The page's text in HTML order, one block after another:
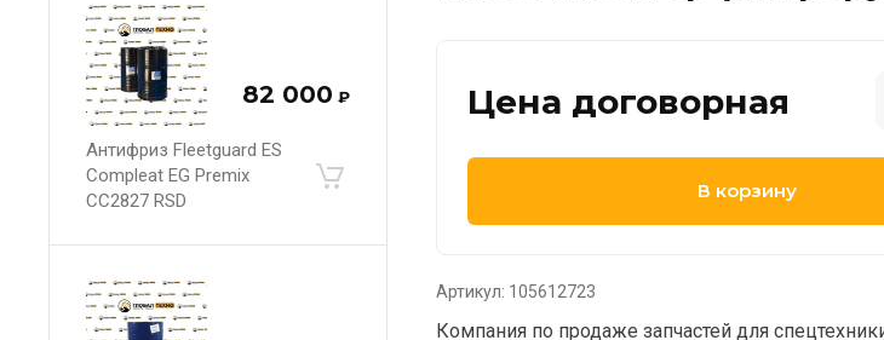
82 000 ₽
Антифриз Fleetguard ES
Compleat EG Premix
CC2827 RSD
Цена договорная
В корзину
Артикул: 105612723
Компания по продаже запчастей для